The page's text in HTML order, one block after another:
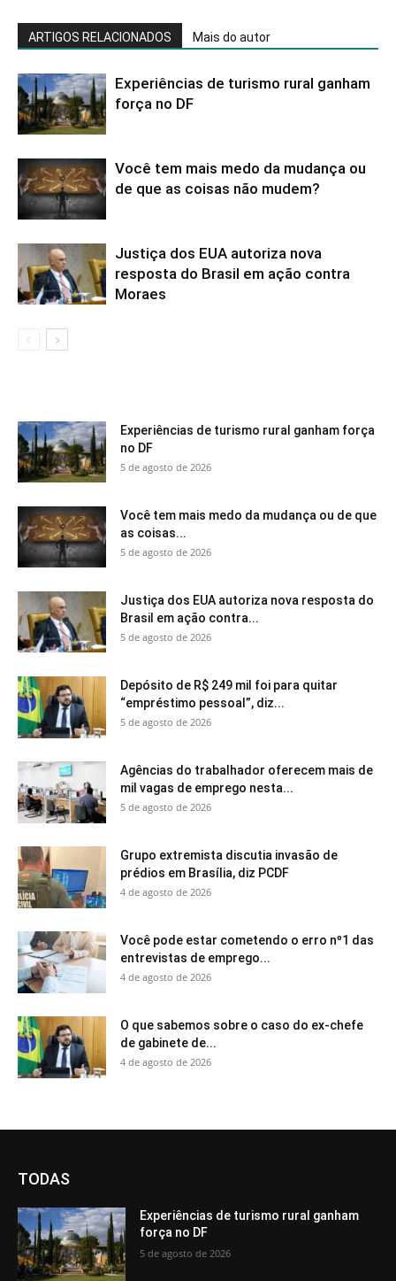
ARTIGOS RELACIONADOS Mais do autor
Experiências de turismo rural ganham
força no DF
Você tem mais medo da mudança ou
de que as coisas não mudem?
Justiça dos EUA autoriza nova
resposta do Brasil em ação contra
Moraes
Experiências de turismo rural ganham força
no DF
5 de agosto de 2026
Você tem mais medo da mudança ou de que
as coisas...
5 de agosto de 2026
Justiça dos EUA autoriza nova resposta do
Brasil em ação contra...
5 de agosto de 2026
Depósito de R$ 249 mil foi para quitar
“empréstimo pessoal”, diz...
5 de agosto de 2026
Agências do trabalhador oferecem mais de
mil vagas de emprego nesta...
5 de agosto de 2026
Grupo extremista discutia invasão de
prédios em Brasília, diz PCDF
4 de agosto de 2026
Você pode estar cometendo o erro nº1 das
entrevistas de emprego...
4 de agosto de 2026
O que sabemos sobre o caso do ex-chefe
de gabinete de...
4 de agosto de 2026
TODAS
Experiências de turismo rural ganham
força no DF
5 de agosto de 2026